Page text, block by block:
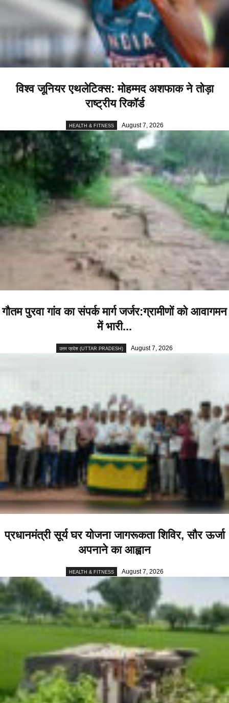
विश्व जूनियर एथलेटिक्स: मोहम्मद अशफाक ने तोड़ा
राष्ट्रीय रिकॉर्ड
HEALTH & FITNESS August 7, 2026
गौतम पुरवा गांव का संपर्क मार्ग जर्जर:ग्रामीणों को आवागमन
में भारी...
उत्तर प्रदेश (UTTAR PRADESH) August 7, 2026
प्रधानमंत्री सूर्य घर योजना जागरूकता शिविर, सौर ऊर्जा
अपनाने का आह्वान
HEALTH & FITNESS August 7, 2026